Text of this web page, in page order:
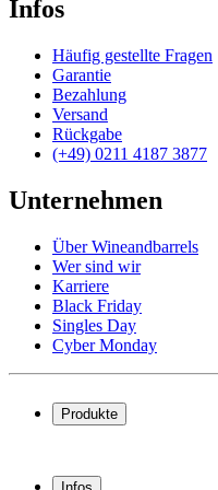
Infos
Häufig gestellte Fragen
Garantie
Bezahlung
Versand
Rückgabe
(+49) 0211 4187 3877
Unternehmen
Über Wineandbarrels
Wer sind wir
Karriere
Black Friday
Singles Day
Cyber Monday
Produkte
Weinregal